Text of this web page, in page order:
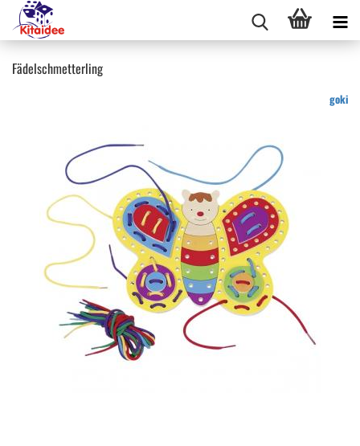
Fädelschmetterling
goki